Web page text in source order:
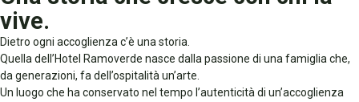
vive.
Dietro ogni accoglienza c’è una storia.
Quella dell’Hotel Ramoverde nasce dalla passione di una famiglia che,
da generazioni, fa dell’ospitalità un’arte.
Un luogo che ha conservato nel tempo l’autenticità di un’accoglienza